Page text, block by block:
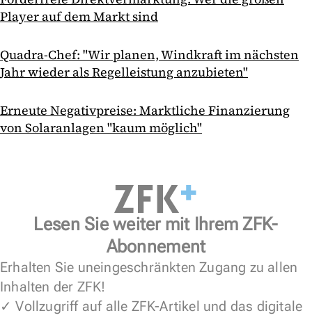
Player auf dem Markt sind
Quadra-Chef: "Wir planen, Windkraft im nächsten
Jahr wieder als Regelleistung anzubieten"
Erneute Negativpreise: Marktliche Finanzierung
von Solaranlagen "kaum möglich"
Lesen Sie weiter mit Ihrem ZFK-
Abonnement
Erhalten Sie uneingeschränkten Zugang zu allen
Inhalten der ZFK!
✓ Vollzugriff auf alle ZFK-Artikel und das digitale